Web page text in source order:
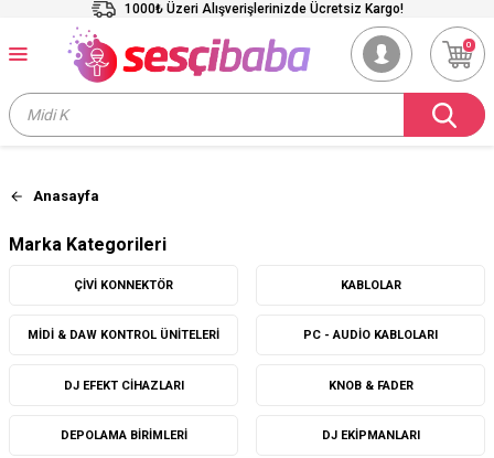
1000₺ Üzeri Alışverişlerinizde Ücretsiz Kargo!
0
Anasayfa
Marka Kategorileri
ÇIVI KONNEKTÖR KABLOLAR
MIDI & DAW KONTROL ÜNITELERI PC - AUDIO KABLOLARI
DJ EFEKT CIHAZLARI KNOB & FADER
DEPOLAMA BIRIMLERI DJ EKIPMANLARI